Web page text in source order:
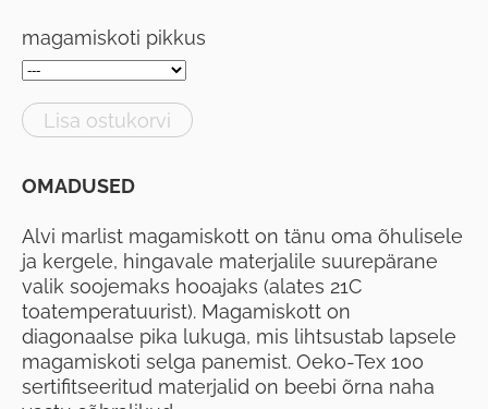
magamiskoti pikkus
Lisa ostukorvi
OMADUSED
Alvi marlist magamiskott on tänu oma õhulisele
ja kergele, hingavale materjalile suurepärane
valik soojemaks hooajaks (alates 21C
toatemperatuurist). Magamiskott on
diagonaalse pika lukuga, mis lihtsustab lapsele
magamiskoti selga panemist. Oeko-Tex 100
sertifitseeritud materjalid on beebi õrna naha